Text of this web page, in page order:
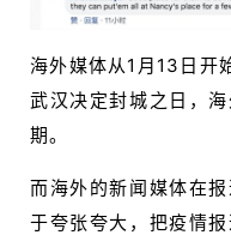
海外媒体从1月13日开
武汉决定封城之日，
期。
而海外的新闻媒体在
于夸张夸大，把疫情